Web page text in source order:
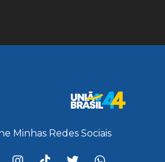
Minhas Redes Sociais